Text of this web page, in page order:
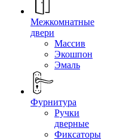
Межкомнатные
двери
Массив
Экошпон
Эмаль
Фурнитура
Ручки
дверные
Фиксаторы